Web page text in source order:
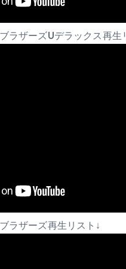
ラザーズUデラックス再生
ラザーズ再生リスト↓